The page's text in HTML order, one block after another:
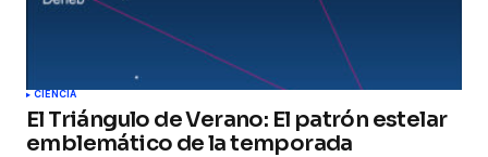
CIENCIA
El Triángulo de Verano: El patrón estelar
emblemático de la temporada